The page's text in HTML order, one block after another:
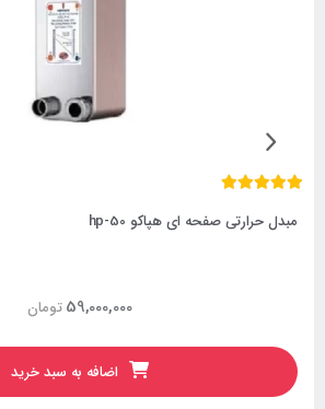
مبدل حرارتی صفحه ای هپاکو hp-50
تومان 59,000,000
اضافه به سبد خرید